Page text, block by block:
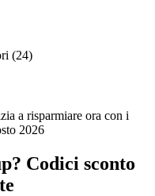
(24)
a risparmiare ora con i
2026
Codici sconto